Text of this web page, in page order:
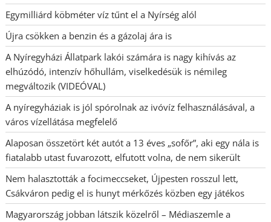
Egymilliárd köbméter víz tűnt el a Nyírség alól
Újra csökken a benzin és a gázolaj ára is
A Nyíregyházi Állatpark lakói számára is nagy kihívás az
elhúzódó, intenzív hőhullám, viselkedésük is némileg
megváltozik (VIDEÓVAL)
A nyíregyháziak is jól spórolnak az ivóvíz felhasználásával, a
város vízellátása megfelelő
Alaposan összetört két autót a 13 éves „sofőr”, aki egy nála is
fiatalabb utast fuvarozott, elfutott volna, de nem sikerült
Nem halasztották a focimeccseket, Újpesten rosszul lett,
Csákváron pedig el is hunyt mérkőzés közben egy játékos
Magyarország jobban látszik közelről – Médiaszemle a